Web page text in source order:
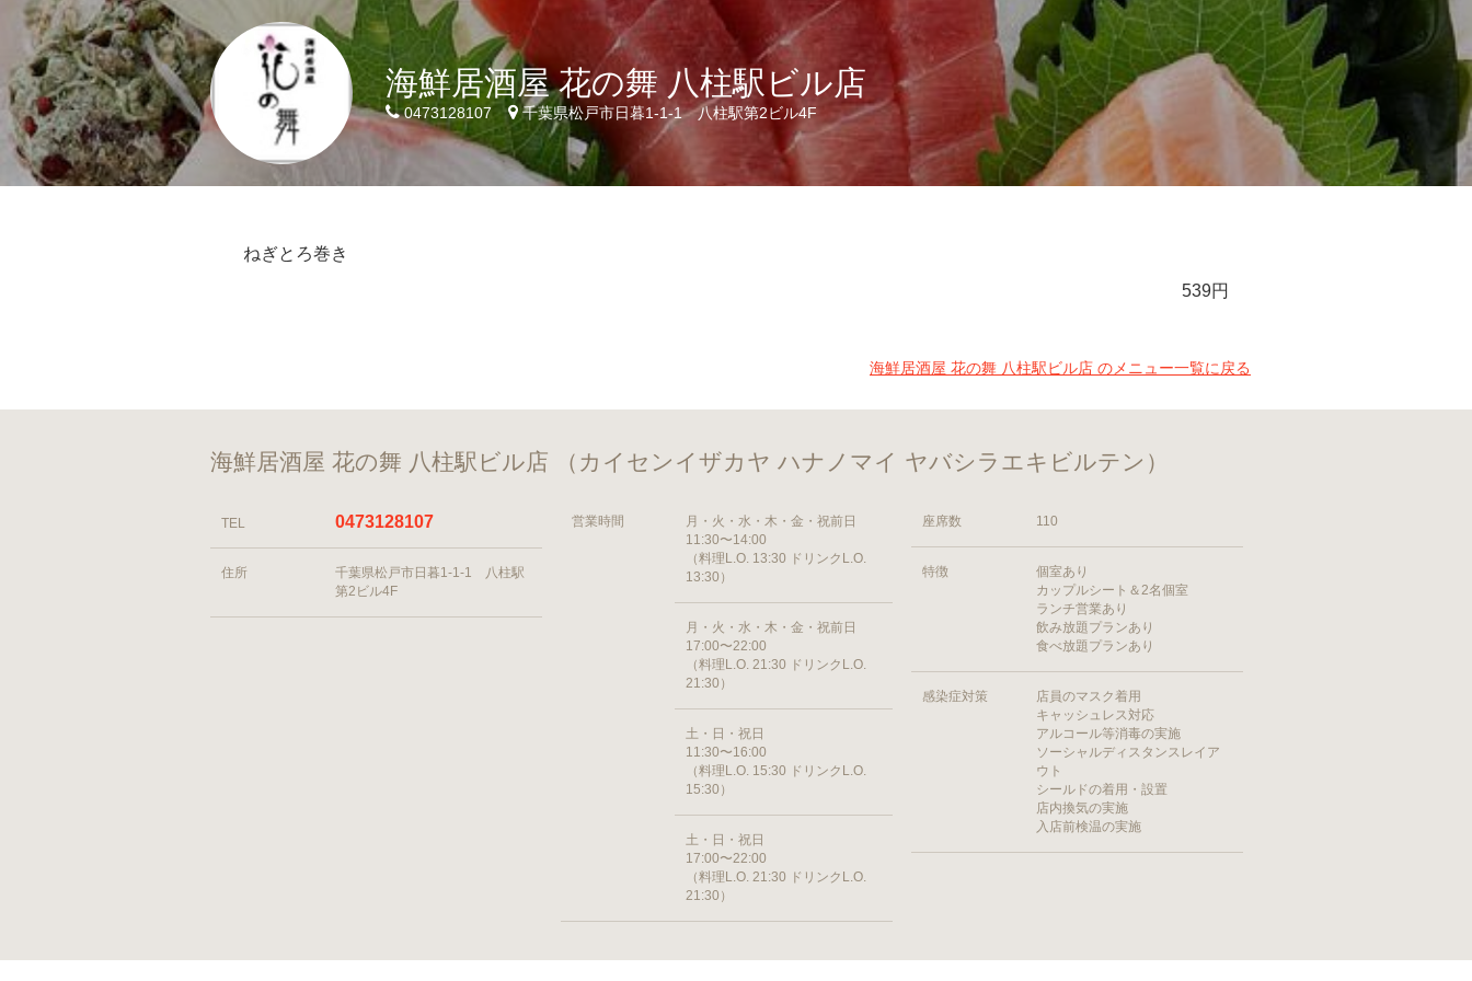
海鮮居酒屋 花の舞 八柱駅ビル店
0473128107 千葉県松戸市日暮1-1-1 八柱駅第2ビル4F
ねぎとろ巻き
539円
海鮮居酒屋 花の舞 八柱駅ビル店 のメニュー一覧に戻る
海鮮居酒屋 花の舞 八柱駅ビル店 （カイセンイザカヤ ハナノマイ ヤバシラエキビルテン）
TEL 0473128107
住所
千葉県松戸市日暮1-1-1 八柱駅
第2ビル4F
営業時間
月・火・水・木・金・祝前日
11:30〜14:00
（料理L.O. 13:30 ドリンクL.O.
13:30）
月・火・水・木・金・祝前日
17:00〜22:00
（料理L.O. 21:30 ドリンクL.O.
21:30）
土・日・祝日
11:30〜16:00
（料理L.O. 15:30 ドリンクL.O.
15:30）
土・日・祝日
17:00〜22:00
（料理L.O. 21:30 ドリンクL.O.
21:30）
座席数 110
特徴
個室あり
カップルシート＆2名個室
ランチ営業あり
飲み放題プランあり
食べ放題プランあり
感染症対策
店員のマスク着用
キャッシュレス対応
アルコール等消毒の実施
ソーシャルディスタンスレイア
ウト
シールドの着用・設置
店内換気の実施
入店前検温の実施